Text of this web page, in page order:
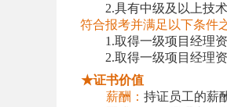
2.具有中级及以上技
符合报考并满足以下条件
1.取得一级项目经理
2.取得一级项目经理
★证书价值
薪酬： 持证员工的薪